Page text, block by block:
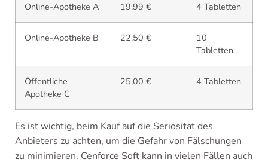
Online-Apotheke A 19,99 € 4 Tabletten
Online-Apotheke B 22,50 €
10
Tabletten
Öffentliche
Apotheke C
25,00 € 4 Tabletten
Es ist wichtig, beim Kauf auf die Seriosität des
Anbieters zu achten, um die Gefahr von Fälschungen
zu minimieren. Cenforce Soft kann in vielen Fällen auch